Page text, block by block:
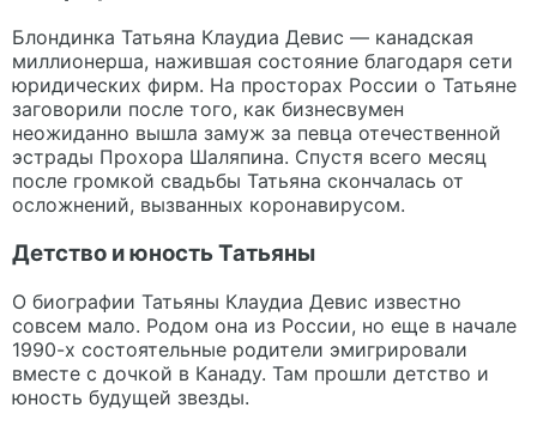
Блондинка Татьяна Клаудиа Девис — канадская
миллионерша, нажившая состояние благодаря сети
юридических фирм. На просторах России о Татьяне
заговорили после того, как бизнесвумен
неожиданно вышла замуж за певца отечественной
эстрады Прохора Шаляпина. Спустя всего месяц
после громкой свадьбы Татьяна скончалась от
осложнений, вызванных коронавирусом.
Детство и юность Татьяны
О биографии Татьяны Клаудиа Девис известно
совсем мало. Родом она из России, но еще в начале
1990-х состоятельные родители эмигрировали
вместе с дочкой в Канаду. Там прошли детство и
юность будущей звезды.